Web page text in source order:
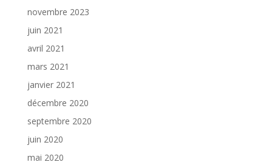
novembre 2023
juin 2021
avril 2021
mars 2021
janvier 2021
décembre 2020
septembre 2020
juin 2020
mai 2020